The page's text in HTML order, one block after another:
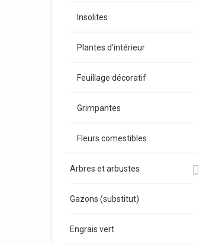
Insolites
Plantes d'intérieur
Feuillage décoratif
Grimpantes
Fleurs comestibles
Arbres et arbustes
Gazons (substitut)
Engrais vert